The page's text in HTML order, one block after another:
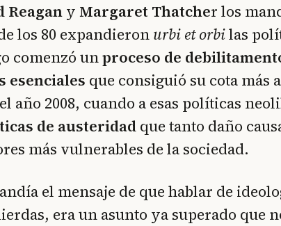
Reagan yMargaret Thatcher los
los 80 expandieron urbi et orbilas
comenzó unproceso de
esenciales que consiguió su cota más
año 2008, cuando a esas políticas
de austeridad que tanto daño
más vulnerables de la sociedad.
el mensaje de que hablar de
era un asunto ya superado que